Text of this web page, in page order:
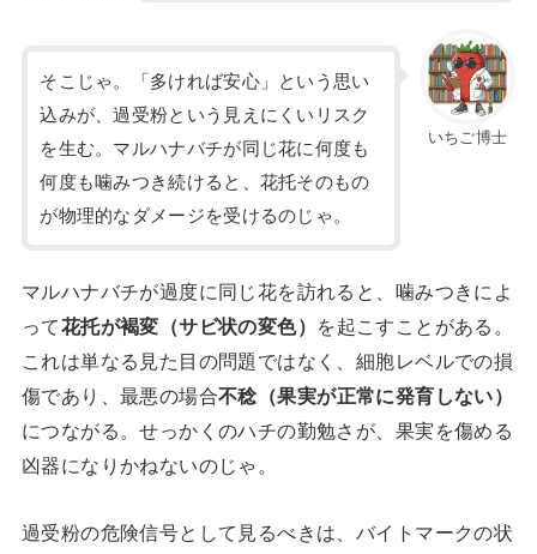
いちご博士
そこじゃ。「多ければ安心」という思い
込みが、過受粉という見えにくいリスク
を生む。マルハナバチが同じ花に何度も
何度も噛みつき続けると、花托そのもの
が物理的なダメージを受けるのじゃ。
マルハナバチが過度に同じ花を訪れると、噛みつきによ
って花托が褐変（サビ状の変色）
を起こすことがある。
これは単なる見た目の問題ではなく、細胞レベルでの損
傷であり、最悪の場合不稔（果実が正常に発育しない）
につながる。せっかくのハチの勤勉さが、果実を傷める
凶器になりかねないのじゃ。
過受粉の危険信号として見るべきは、バイトマークの状